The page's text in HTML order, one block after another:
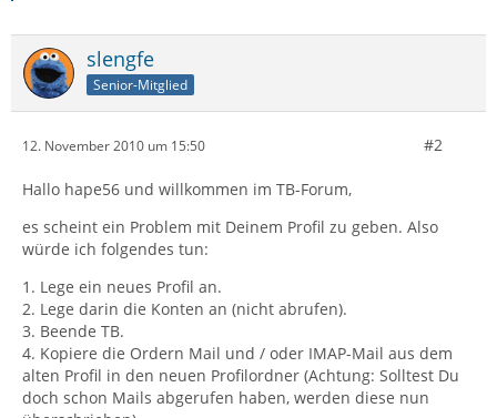
slengfe
Senior-Mitglied
12. November 2010 um 15:50 #2
Hallo hape56 und willkommen im TB-Forum,
es scheint ein Problem mit Deinem Profil zu geben. Also
würde ich folgendes tun:
1. Lege ein neues Profil an.
2. Lege darin die Konten an (nicht abrufen).
3. Beende TB.
4. Kopiere die Ordern Mail und / oder IMAP-Mail aus dem
alten Profil in den neuen Profilordner (Achtung: Solltest Du
doch schon Mails abgerufen haben, werden diese nun